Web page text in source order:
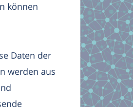
können
Daten der
werden aus